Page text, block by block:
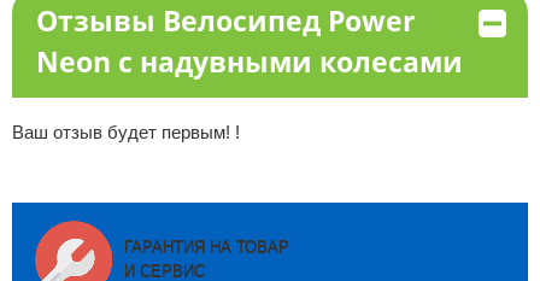
Отзывы Велосипед Power
Neon с надувными колесами
Ваш отзыв будет первым! !
ГАРАНТИЯ НА ТОВАР
И СЕРВИС